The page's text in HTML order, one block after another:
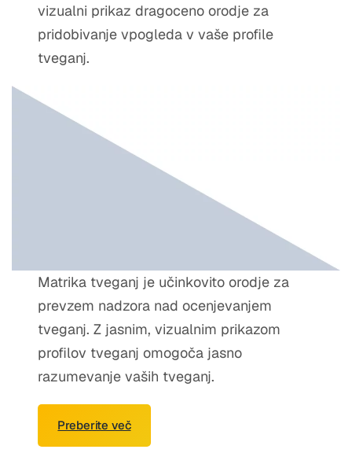
vizualni prikaz dragoceno orodje za
pridobivanje vpogleda v vaše profile
tveganj.
Matrika tveganj je učinkovito orodje za
prevzem nadzora nad ocenjevanjem
tveganj. Z jasnim, vizualnim prikazom
profilov tveganj omogoča jasno
razumevanje vaših tveganj.
Preberite več